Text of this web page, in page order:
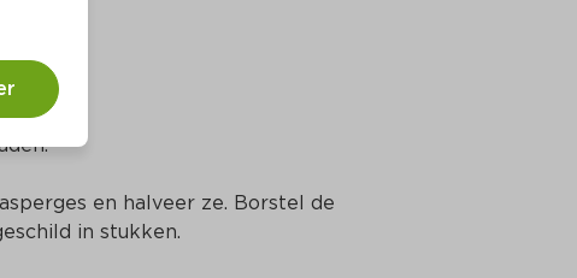
en halveer ze. Borstel de
in stukken.